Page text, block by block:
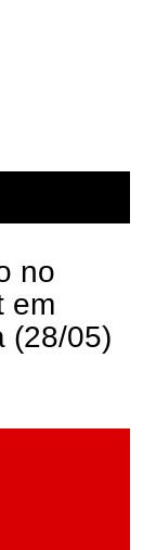
no
em
(28/05)